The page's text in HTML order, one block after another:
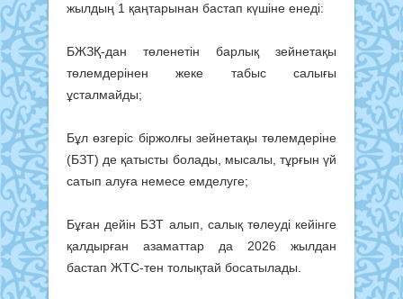
жылдың 1 қаңтарынан бастап күшіне енеді:
БЖЗҚ-дан төленетін барлық зейнетақы
төлемдерінен жеке табыс салығы
ұсталмайды;
Бұл өзгеріс біржолғы зейнетақы төлемдеріне
(БЗТ) де қатысты болады, мысалы, тұрғын үй
сатып алуға немесе емделуге;
Бұған дейін БЗТ алып, салық төлеуді кейінге
қалдырған азаматтар да 2026 жылдан
бастап ЖТС-тен толықтай босатылады.